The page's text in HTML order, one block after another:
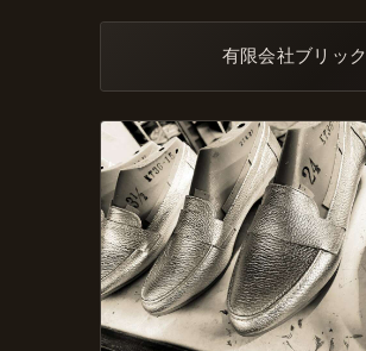
有限会社ブリック